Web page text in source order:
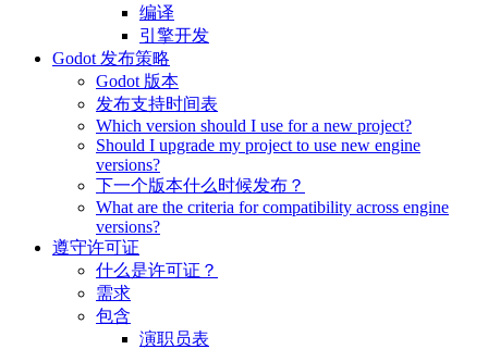
编译
引擎开发
Godot 发布策略
Godot 版本
发布支持时间表
Which version should I use for a new project?
Should I upgrade my project to use new engine
versions?
下一个版本什么时候发布？
What are the criteria for compatibility across engine
versions?
遵守许可证
什么是许可证？
需求
包含
演职员表